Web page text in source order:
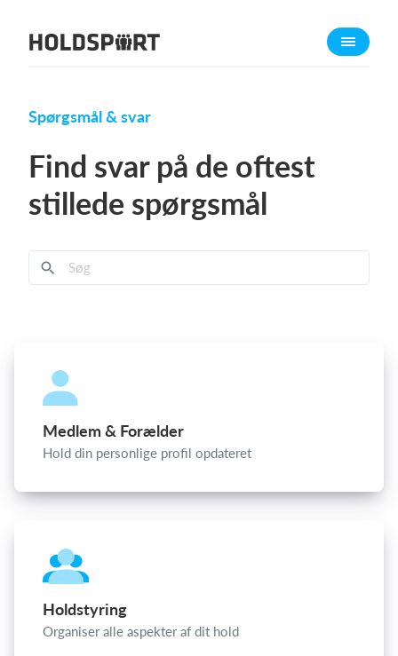
Om Holdsport
Presseomtale
Funktioner
Hjemmeside
Log på
Spørgsmål & svar
Find svar på de oftest
stillede spørgsmål
Medlem & Forælder
Hold din personlige profil opdateret
Holdstyring
Organiser alle aspekter af dit hold